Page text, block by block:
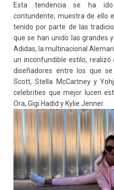
Esta tendencia se ha
contundente; muestra de ello
tenido por parte de las
que se han unido las grandes
Adidas, la multinacional
un inconfundible estilo,
diseñadores entre los que
Scott, Stella McCartney y
celebrities que mejor lucen
Ora, Gigi Hadid y Kylie Jenner.